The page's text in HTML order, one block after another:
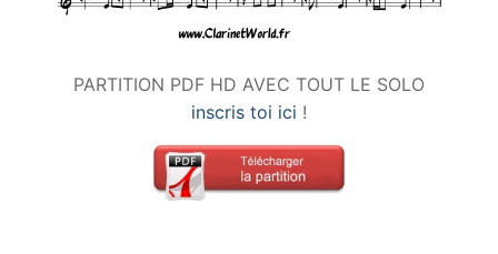
PARTITION PDF HD AVEC TOUT LE SOLO
inscris toi ici !